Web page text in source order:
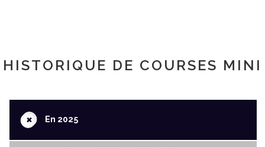
HISTORIQUE DE COURSES MINI
+En 2025